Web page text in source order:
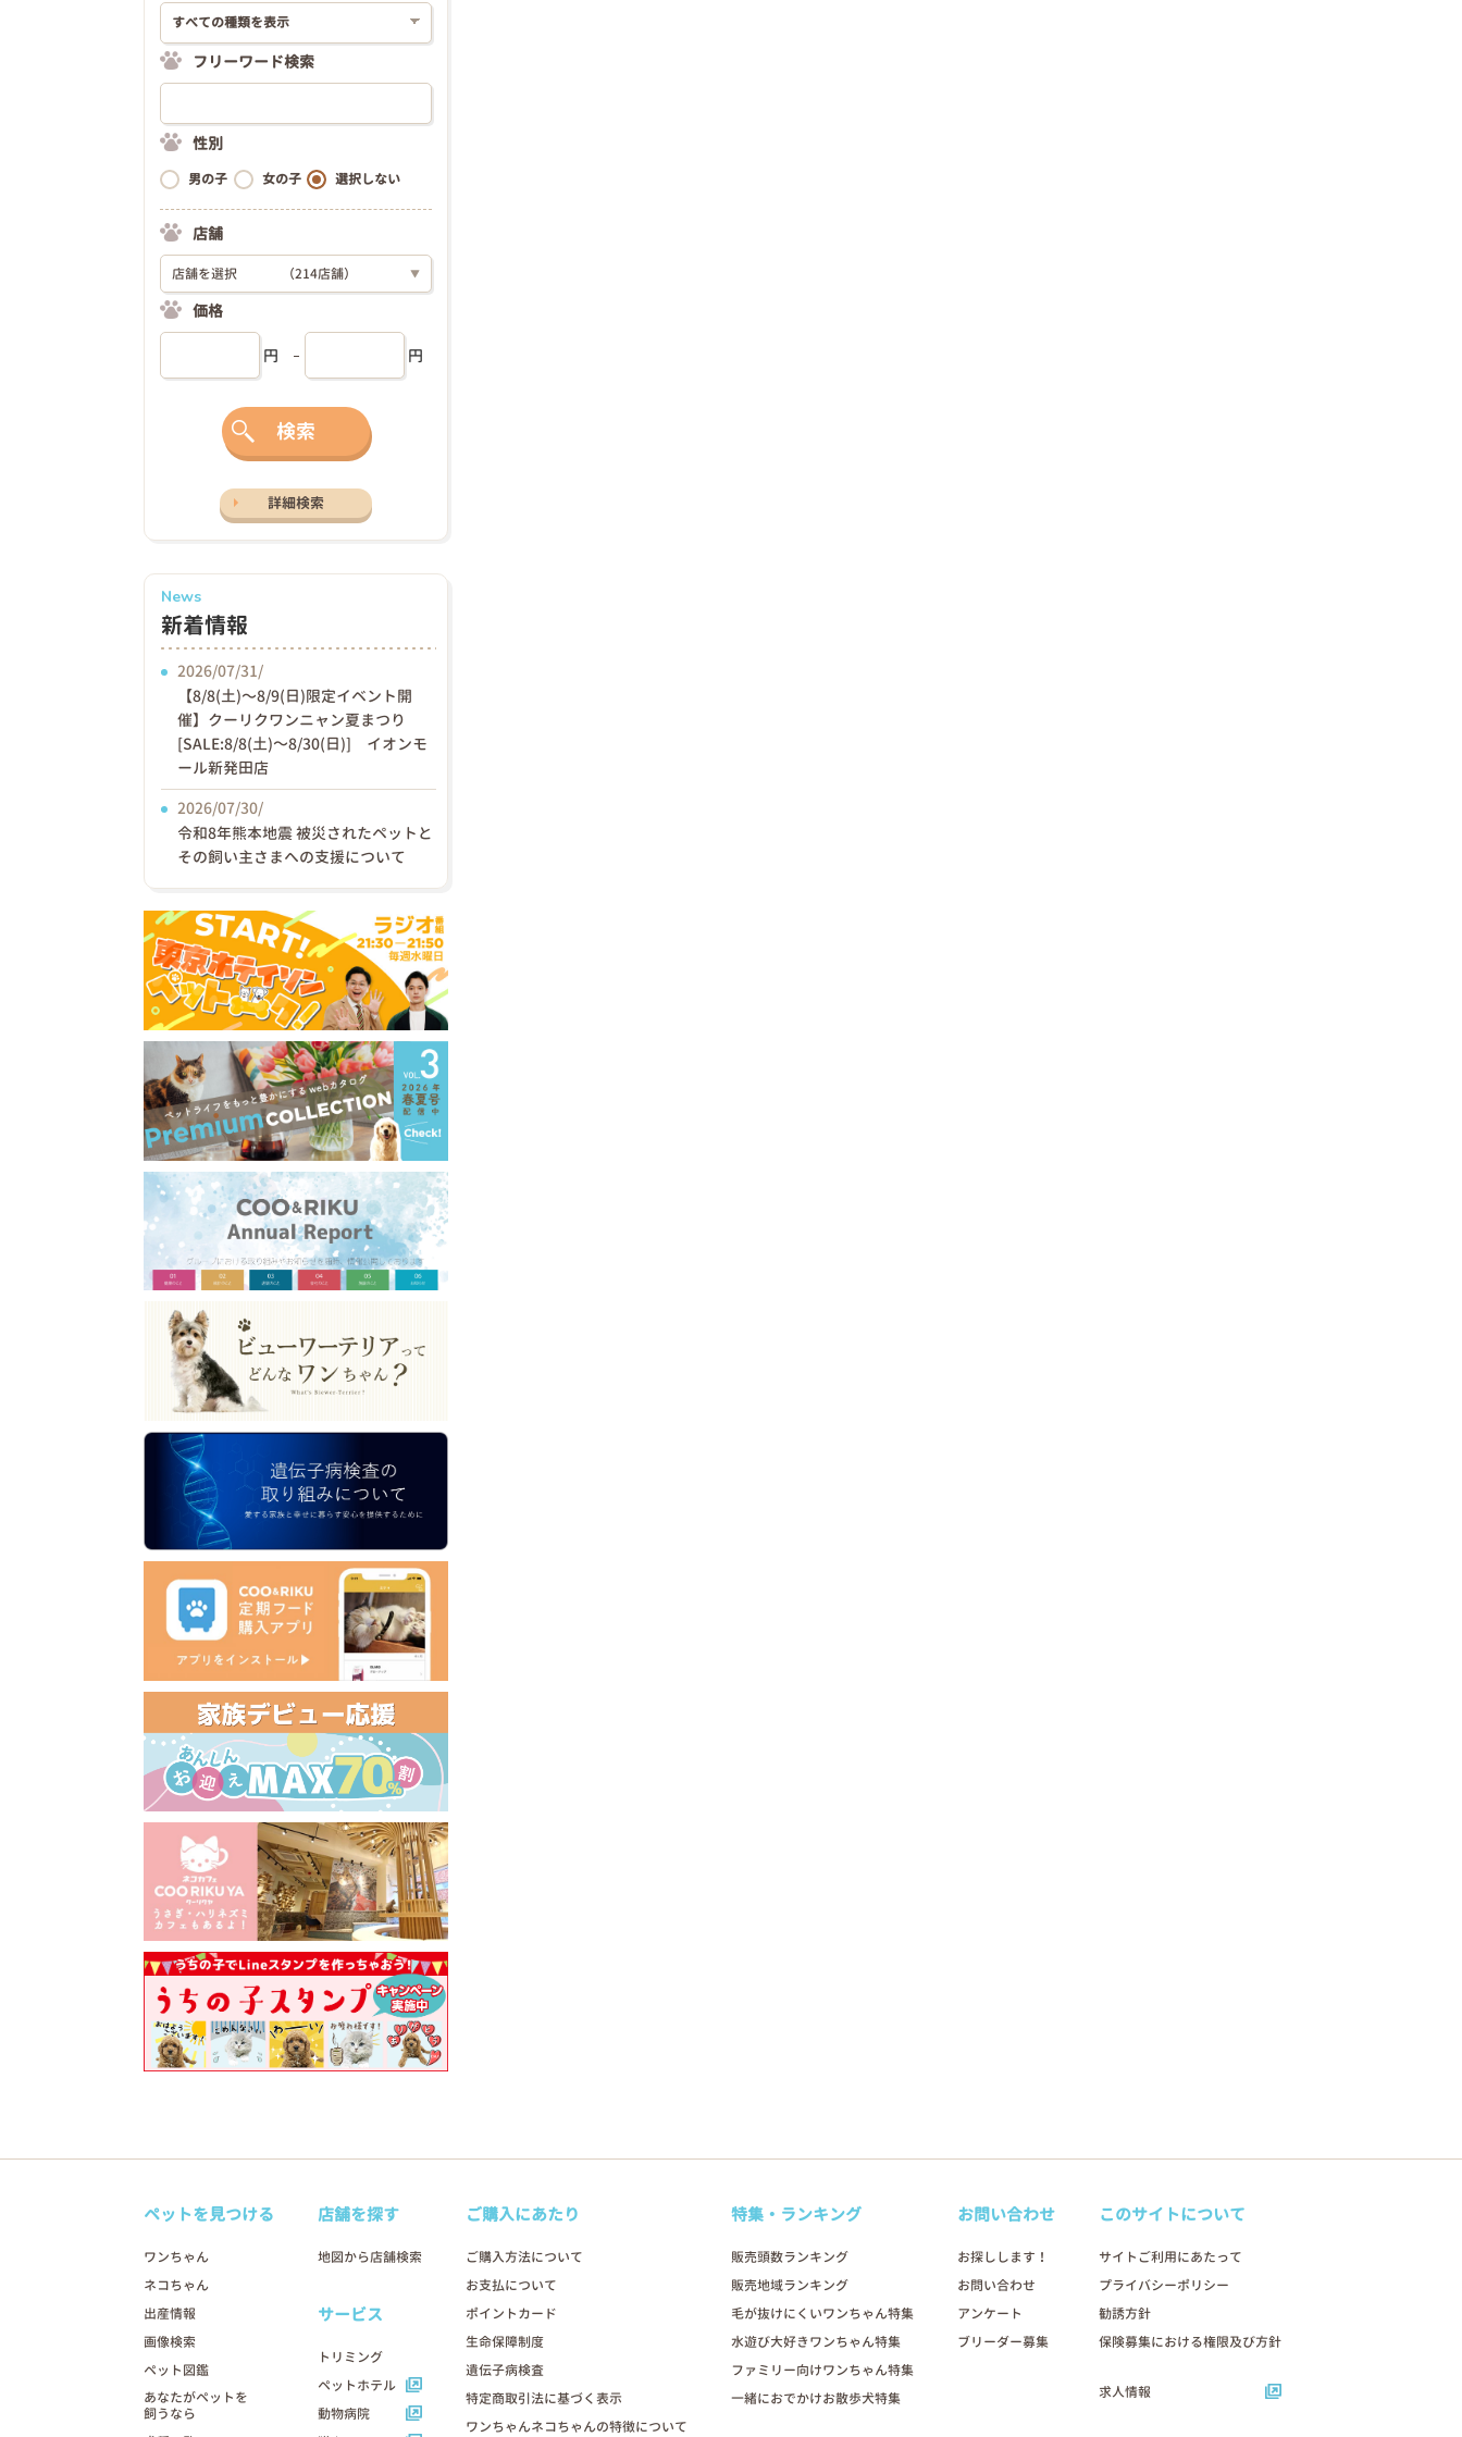
フリーワード検索
性別
男の子 女の子 選択しない
店舗
店舗を選択 （214店舗） ▼
価格
円 円
検索
詳細検索
News
新着情報
2026/07/31/
【8/8(土)〜8/9(日)限定イベント開
催】クーリクワンニャン夏まつり
[SALE:8/8(土)～8/30(日)] イオンモ
ール新発田店
2026/07/30/
令和8年熊本地震 被災されたペットと
その飼い主さまへの支援について
ペットを見つける
ワンちゃん
ネコちゃん
出産情報
画像検索
ペット図鑑
あなたがペットを
飼うなら
店舗を探す
地図から店舗検索
サービス
トリミング
ペットホテル
動物病院
ご購入にあたり
ご購入方法について
お支払について
ポイントカード
生命保障制度
遺伝子病検査
特定商取引法に基づく表示
ワンちゃんネコちゃんの特徴について
特集・ランキング
販売頭数ランキング
販売地域ランキング
毛が抜けにくいワンちゃん特集
水遊び大好きワンちゃん特集
ファミリー向けワンちゃん特集
一緒におでかけお散歩犬特集
お問い合わせ
お探しします！
お問い合わせ
アンケート
ブリーダー募集
このサイトについて
サイトご利用にあたって
プライバシーポリシー
勧誘方針
保険募集における権限及び方針
求人情報